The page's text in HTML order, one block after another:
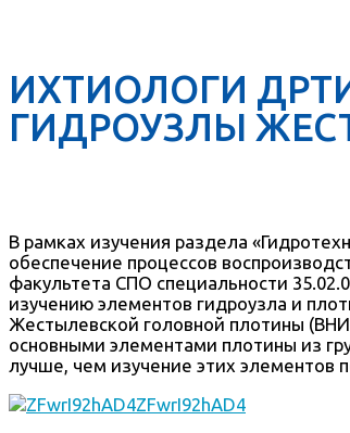
ИХТИОЛОГИ
ГИДРОУЗЛЫ
В рамках изучения раздела
обеспечение процессов
факультета СПО специальности
изучению элементов гидроузла и
Жестылевской головной плотины
основными элементами плотины из
лучше, чем изучение этих элементов
ZFwrI92hAD4